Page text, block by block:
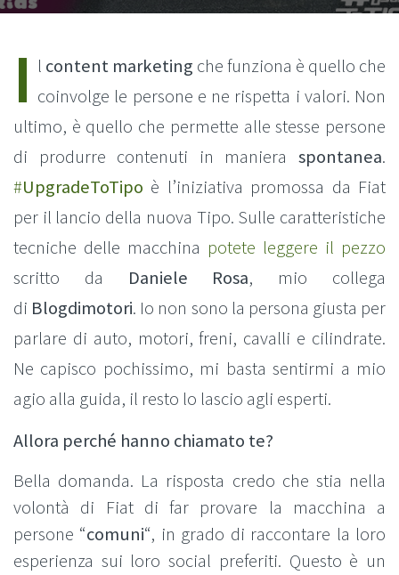
I l content marketing che funziona è quello che
coinvolge le persone e ne rispetta i valori. Non
ultimo, è quello che permette alle stesse persone
di produrre contenuti in maniera spontanea.
#UpgradeToTipo è l’iniziativa promossa da Fiat
per il lancio della nuova Tipo. Sulle caratteristiche
tecniche delle macchina potete leggere il pezzo
scritto da Daniele Rosa, mio collega
di Blogdimotori. Io non sono la persona giusta per
parlare di auto, motori, freni, cavalli e cilindrate.
Ne capisco pochissimo, mi basta sentirmi a mio
agio alla guida, il resto lo lascio agli esperti.
Allora perché hanno chiamato te?
Bella domanda. La risposta credo che stia nella
volontà di Fiat di far provare la macchina a
persone “comuni“, in grado di raccontare la loro
esperienza sui loro social preferiti. Questo è un